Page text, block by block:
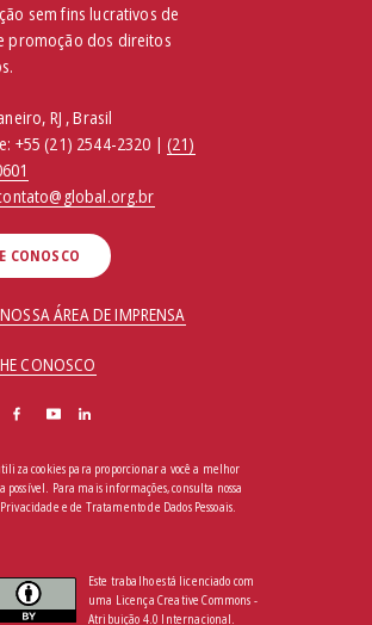
sem fins lucrativos de
promoção dos direitos
RJ , Brasil
+55 (21) 2544-2320 | (21)
CONOSCO
ÁREA DE IMPRENSA
CONOSCO
cookies para proporcionar a você a melhor
possível. Para mais informações, consulta nossa
e de Tratamento de Dados Pessoais.
Este trabalho está licenciado com
uma Licença Creative Commons -
Atribuição 4.0 Internacional.